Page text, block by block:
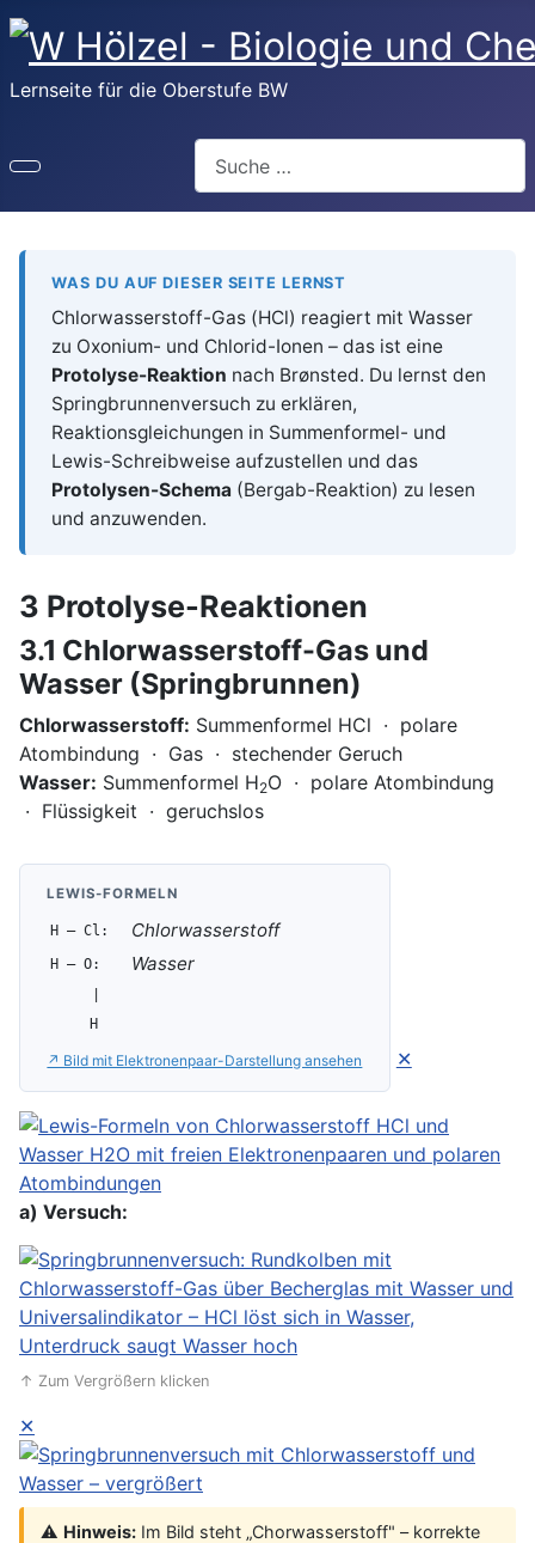
Lernseite für die Oberstufe BW
WAS DU AUF DIESER SEITE LERNST
Chlorwasserstoff-Gas (HCl) reagiert mit Wasser
zu Oxonium- und Chlorid-Ionen – das ist eine
Protolyse-Reaktion nach Brønsted. Du lernst den
Springbrunnenversuch zu erklären,
Reaktionsgleichungen in Summenformel- und
Lewis-Schreibweise aufzustellen und das
Protolysen-Schema (Bergab-Reaktion) zu lesen
und anzuwenden.
3 Protolyse-Reaktionen
3.1 Chlorwasserstoff-Gas und
Wasser (Springbrunnen)
Chlorwasserstoff: Summenformel HCl · polare
Atombindung · Gas · stechender Geruch
Wasser: Summenformel H2O · polare Atombindung
· Flüssigkeit · geruchslos
LEWIS-FORMELN
H — Cl: Chlorwasserstoff
H — O: Wasser
H
↗ Bild mit Elektronenpaar-Darstellung ansehen ✕
a) Versuch:
↑ Zum Vergrößern klicken
✕
⚠️ Hinweis: Im Bild steht „Chorwasserstoff" – korrekte